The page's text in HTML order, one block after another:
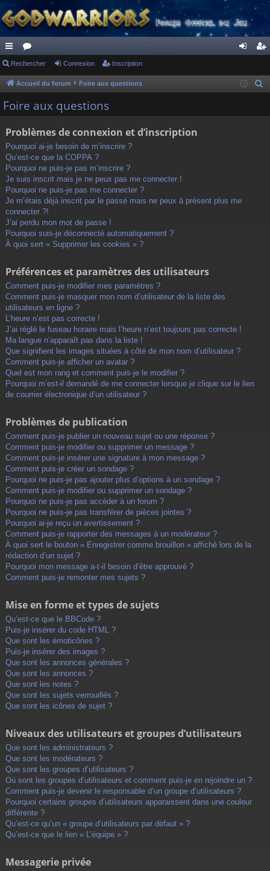
ac
co
ur
s
or
u ne cri
Rechercher Connexion Inscription
Accueil du forum Foire aux questions
Foire aux questions
Problèmes de connexion et d’inscription
Pourquoi ai-je besoin de m’inscrire ?
Qu’est-ce que la COPPA ?
Pourquoi ne puis-je pas m’inscrire ?
Je suis inscrit mais je ne peux pas me connecter !
Pourquoi ne puis-je pas me connecter ?
Je m’étais déjà inscrit par le passé mais ne peux à présent plus me
connecter ?!
J’ai perdu mon mot de passe !
Pourquoi suis-je déconnecté automatiquement ?
À quoi sert « Supprimer les cookies » ?
Préférences et paramètres des utilisateurs
Comment puis-je modifier mes paramètres ?
Comment puis-je masquer mon nom d’utilisateur de la liste des
utilisateurs en ligne ?
L’heure n’est pas correcte !
J’ai réglé le fuseau horaire mais l’heure n’est toujours pas correcte !
Ma langue n’apparaît pas dans la liste !
Que signifient les images situées à côté de mon nom d’utilisateur ?
Comment puis-je afficher un avatar ?
Quel est mon rang et comment puis-je le modifier ?
Pourquoi m’est-il demandé de me connecter lorsque je clique sur le lien
de courrier électronique d’un utilisateur ?
Problèmes de publication
Comment puis-je publier un nouveau sujet ou une réponse ?
Comment puis-je modifier ou supprimer un message ?
Comment puis-je insérer une signature à mon message ?
Comment puis-je créer un sondage ?
Pourquoi ne puis-je pas ajouter plus d’options à un sondage ?
Comment puis-je modifier ou supprimer un sondage ?
Pourquoi ne puis-je pas accéder à un forum ?
Pourquoi ne puis-je pas transférer de pièces jointes ?
Pourquoi ai-je reçu un avertissement ?
Comment puis-je rapporter des messages à un modérateur ?
À quoi sert le bouton « Enregistrer comme brouillon » affiché lors de la
rédaction d’un sujet ?
Pourquoi mon message a-t-il besoin d’être approuvé ?
Comment puis-je remonter mes sujets ?
Mise en forme et types de sujets
Qu’est-ce que le BBCode ?
Puis-je insérer du code HTML ?
Que sont les émoticônes ?
Puis-je insérer des images ?
Que sont les annonces générales ?
Que sont les annonces ?
Que sont les notes ?
Que sont les sujets verrouillés ?
Que sont les icônes de sujet ?
Niveaux des utilisateurs et groupes d’utilisateurs
Que sont les administrateurs ?
Que sont les modérateurs ?
Que sont les groupes d’utilisateurs ?
Où sont les groupes d’utilisateurs et comment puis-je en rejoindre un ?
Comment puis-je devenir le responsable d’un groupe d’utilisateurs ?
Pourquoi certains groupes d’utilisateurs apparaissent dans une couleur
différente ?
Qu’est-ce qu’un « groupe d’utilisateurs par défaut » ?
Qu’est-ce que le lien « L’équipe » ?
Messagerie privée